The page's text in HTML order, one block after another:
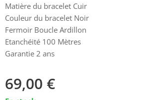
Matière du bracelet Cuir
Couleur du bracelet Noir
Fermoir Boucle Ardillon
Etanchéité 100 Mètres
Garantie 2 ans
69,00 €